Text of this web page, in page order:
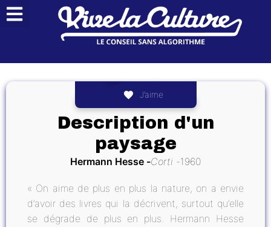
J’aime
Description d'un
paysage
Hermann Hesse Corti 1960
« On aime de plus en plus la nature, on a envie
d’avoir des livres qui la décrivent, surtout qu’elle
se dégrade de plus en plus. Hermann Hesse